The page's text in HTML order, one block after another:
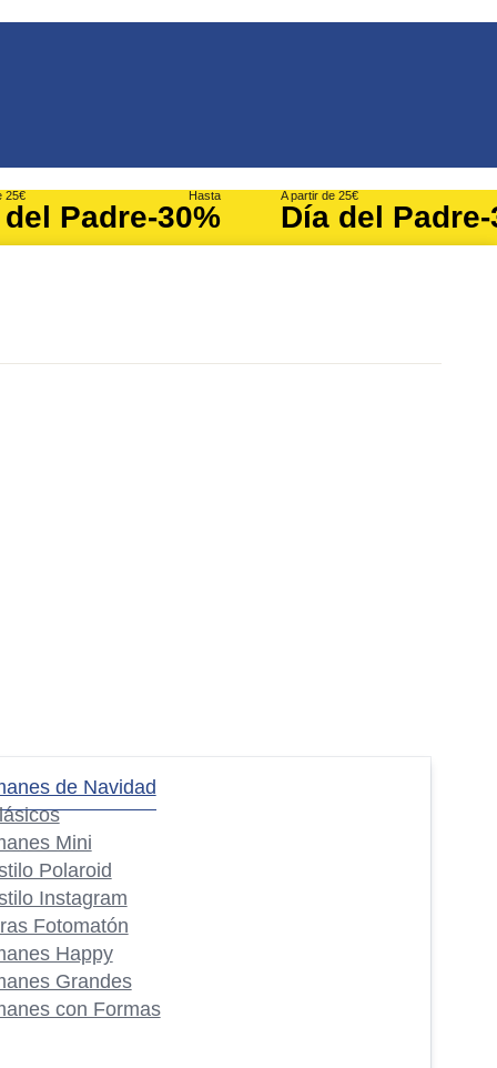
25€
Padre
Hasta
-30%
A partir de 25€
Día del Padre
de Navidad
Mini
Polaroid
Instagram
Fotomatón
Happy
Grandes
con Formas